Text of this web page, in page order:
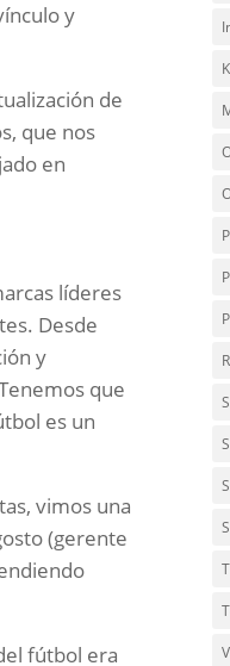
y
de
que nos
en
líderes
Desde
y
que
es un
vimos una
(gerente
fútbol era